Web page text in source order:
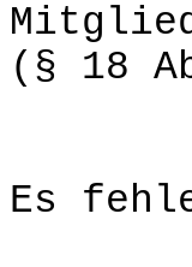
(§ 18
Es